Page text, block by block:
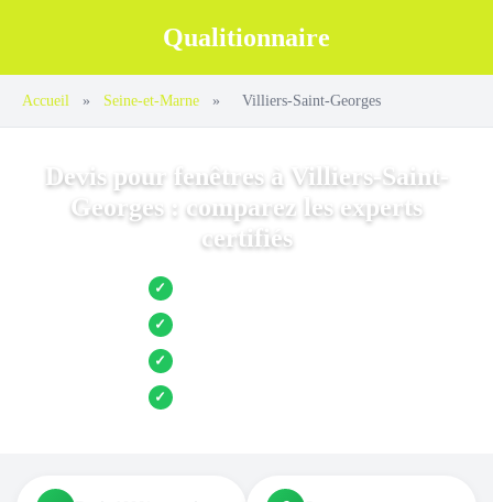
Qualitionnaire
Accueil » Seine-et-Marne » Villiers-Saint-Georges
Devis pour fenêtres à Villiers-Saint-
Georges : comparez les experts
certifiés
✓ Jusqu’à 3 devis comparés
✓ Entreprises locales vérifiées
✓ Pose garantie
✓ Aides et primes incluses